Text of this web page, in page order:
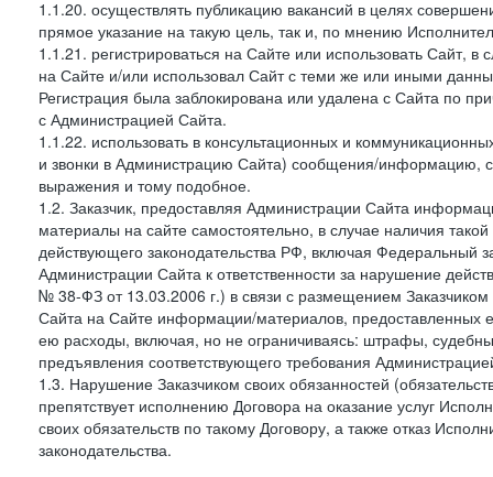
1.1.20. осуществлять публикацию вакансий в целях
прямое указание на такую цель, так и, по мнению
1.1.21. регистрироваться на Сайте или использовать Сайт,
на Сайте и/или использовал Сайт с теми же или иными
Регистрация была заблокирована или удалена с Сайта по
с Администрацией Сайта.
1.1.22. использовать в консультационных и
и звонки в Администрацию Сайта) сообщения/информацию,
выражения и тому подобное.
1.2. Заказчик, предоставляя Администрации Сайта
материалы на сайте самостоятельно, в случае наличия
действующего законодательства РФ, включая
Администрации Сайта к ответственности за нарушение
№ 38-ФЗ от 13.03.2006 г.) в связи с размещением
Сайта на Сайте информации/материалов, предоставленных
ею расходы, включая, но не ограничиваясь: штрафы,
предъявления соответствующего требования
1.3. Нарушение Заказчиком своих обязанностей
препятствует исполнению Договора на оказание услуг
своих обязательств по такому Договору, а также отказ
законодательства.